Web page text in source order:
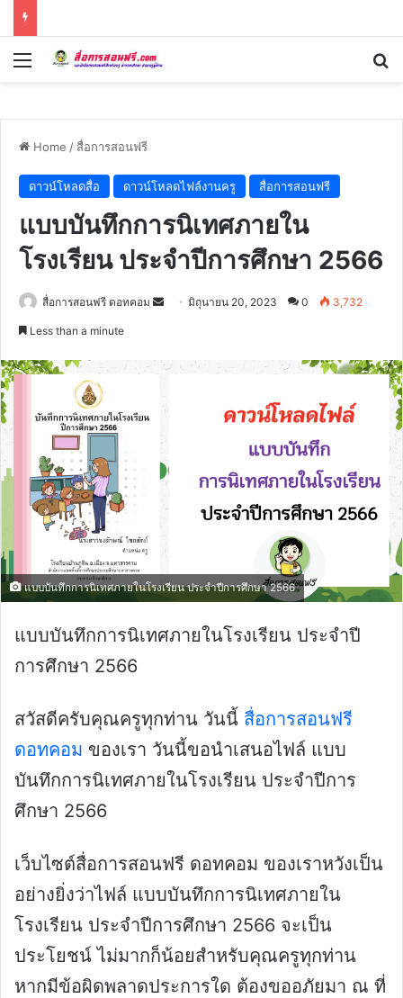
Menu
Home / สื่อการสอนฟรี
ดาวน์โหลดสื่อ ดาวน์โหลดไฟล์งานครู สื่อการสอนฟรี
แบบบันทึกการนิเทศภายใน
โรงเรียน ประจำปีการศึกษา 2566
สื่อการสอนฟรี ดอทคอม
Sendมิถุนายน 20, 2023 0 3,732
Less than a minute
แบบบันทึกการนิเทศภายในโรงเรียน ประจำปีการศึกษา 2566
แบบบันทึกการนิเทศภายในโรงเรียน ประจำปี
การศึกษา 2566
สวัสดีครับคุณครูทุกท่าน วันนี้ สื่อการสอนฟรี
ดอทคอม ของเรา วันนี้ขอนำเสนอไฟล์ แบบ
บันทึกการนิเทศภายในโรงเรียน ประจำปีการ
ศึกษา 2566
เว็บไซต์สื่อการสอนฟรี ดอทคอม ของเราหวังเป็น
อย่างยิ่งว่าไฟล์ แบบบันทึกการนิเทศภายใน
โรงเรียน ประจำปีการศึกษา 2566 จะเป็น
ประโยชน์ ไม่มากก็น้อยสำหรับคุณครูทุกท่าน
หากมีข้อผิดพลาดประการใด ต้องขออภัยมา ณ ที่